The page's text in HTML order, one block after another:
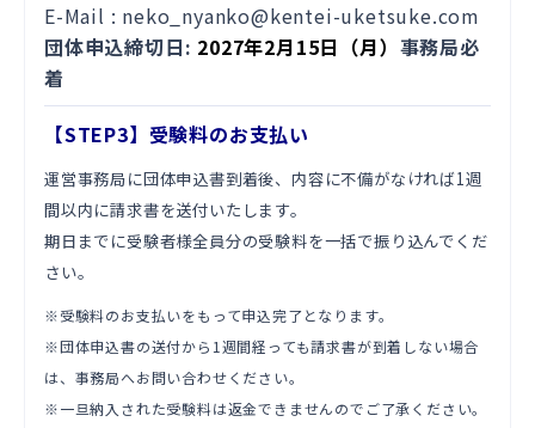
E-Mail : neko_nyanko@kentei-uketsuke.com
団体申込締切日: 2027年2月15日（月） 事務局必
着
【STEP3】受験料のお支払い
運営事務局に団体申込書到着後、内容に不備がなければ1週
間以内に請求書を送付いたします。
期日までに受験者様全員分の受験料を一括で振り込んでくだ
さい。
※受験料のお支払いをもって申込完了となります。
※団体申込書の送付から1週間経っても請求書が到着しない場合
は、事務局へお問い合わせください。
※一旦納入された受験料は返金できませんのでご了承ください。